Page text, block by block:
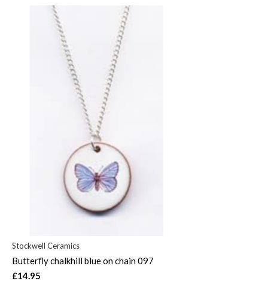
Stockwell Ceramics
Butterfly chalkhill blue on chain 097
£14.95